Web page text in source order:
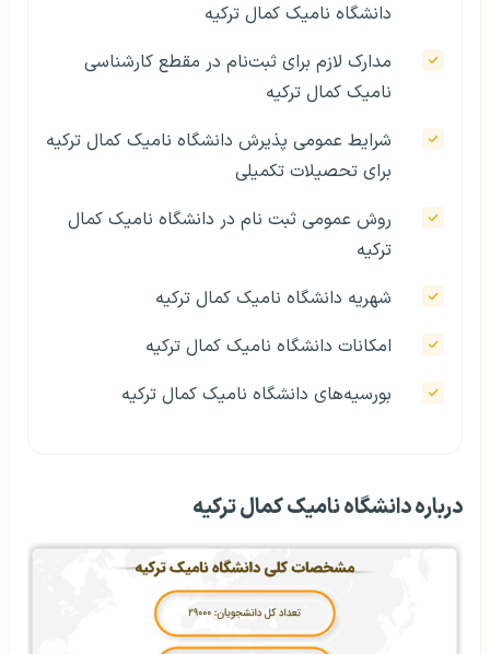
دانشگاه نامیک کمال ترکیه
مدارک لازم برای ثبت‌نام در مقطع کارشناسی
نامیک کمال ترکیه
شرایط عمومی پذیرش دانشگاه نامیک کمال ترکیه
برای تحصیلات تکمیلی
روش عمومی ثبت نام در دانشگاه نامیک کمال
ترکیه
شهریه دانشگاه نامیک کمال ترکیه
امکانات دانشگاه نامیک کمال ترکیه
بورسیه‌های دانشگاه نامیک کمال ترکیه
درباره دانشگاه نامیک کمال ترکیه